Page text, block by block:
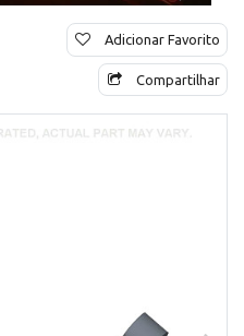
Adicionar Favorito
Compartilhar